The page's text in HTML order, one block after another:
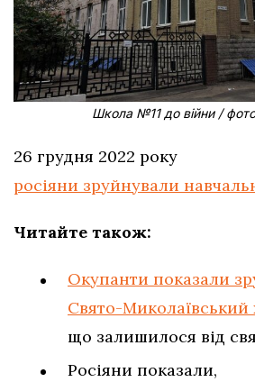
Школа №11 до війни / фото
26 грудня 2022 року
росіяни зруйнували
Читайте також:
Окупанти показали
Свято-Миколаївський
що залишилося від
Росіяни показали,